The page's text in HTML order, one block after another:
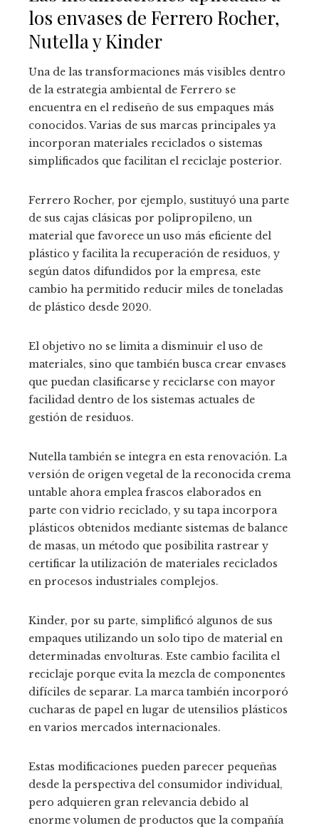
los envases de Ferrero Rocher,
Nutella y Kinder
Una de las transformaciones más visibles dentro
de la estrategia ambiental de Ferrero se
encuentra en el rediseño de sus empaques más
conocidos. Varias de sus marcas principales ya
incorporan materiales reciclados o sistemas
simplificados que facilitan el reciclaje posterior.
Ferrero Rocher, por ejemplo, sustituyó una parte
de sus cajas clásicas por polipropileno, un
material que favorece un uso más eficiente del
plástico y facilita la recuperación de residuos, y
según datos difundidos por la empresa, este
cambio ha permitido reducir miles de toneladas
de plástico desde 2020.
El objetivo no se limita a disminuir el uso de
materiales, sino que también busca crear envases
que puedan clasificarse y reciclarse con mayor
facilidad dentro de los sistemas actuales de
gestión de residuos.
Nutella también se integra en esta renovación. La
versión de origen vegetal de la reconocida crema
untable ahora emplea frascos elaborados en
parte con vidrio reciclado, y su tapa incorpora
plásticos obtenidos mediante sistemas de balance
de masas, un método que posibilita rastrear y
certificar la utilización de materiales reciclados
en procesos industriales complejos.
Kinder, por su parte, simplificó algunos de sus
empaques utilizando un solo tipo de material en
determinadas envolturas. Este cambio facilita el
reciclaje porque evita la mezcla de componentes
difíciles de separar. La marca también incorporó
cucharas de papel en lugar de utensilios plásticos
en varios mercados internacionales.
Estas modificaciones pueden parecer pequeñas
desde la perspectiva del consumidor individual,
pero adquieren gran relevancia debido al
enorme volumen de productos que la compañía